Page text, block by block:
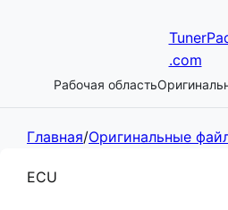
.com
Рабочая область
Главная/Оригинальные
ECU